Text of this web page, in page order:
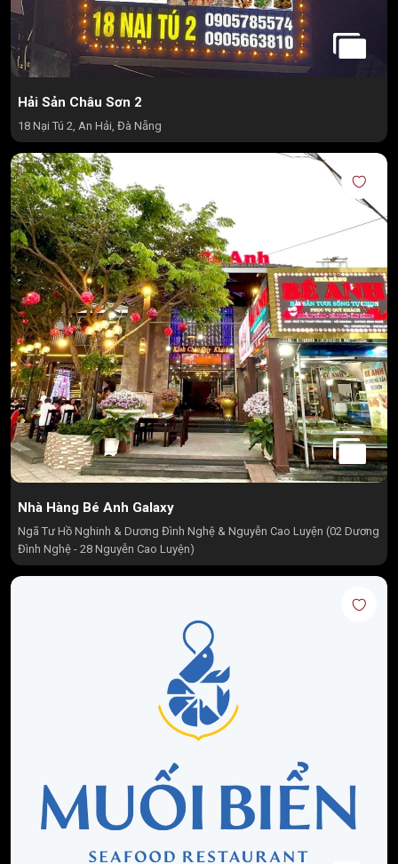
Hải Sản Châu Sơn 2
18 Nại Tú 2, An Hải, Đà Nẵng
Nhà Hàng Bé Anh Galaxy
Ngã Tư Hồ Nghinh & Dương Đình Nghệ & Nguyễn Cao Luyện (02 Dương
Đình Nghệ - 28 Nguyễn Cao Luyện)